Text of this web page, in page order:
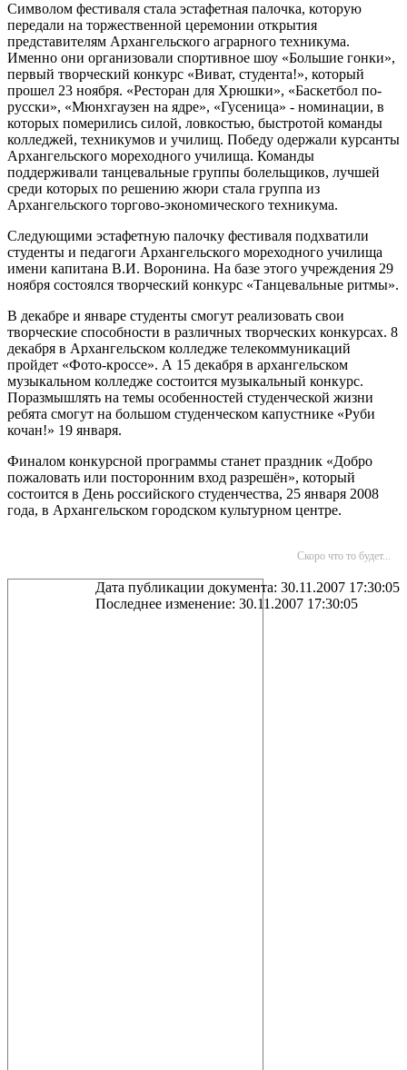
Символом фестиваля стала эстафетная палочка, которую
передали на торжественной церемонии открытия
представителям Архангельского аграрного техникума.
Именно они организовали спортивное шоу «Большие гонки»,
первый творческий конкурс «Виват, студента!», который
прошел 23 ноября. «Ресторан для Хрюшки», «Баскетбол по-
русски», «Мюнхгаузен на ядре», «Гусеница» - номинации, в
которых померились силой, ловкостью, быстротой команды
колледжей, техникумов и училищ. Победу одержали курсанты
Архангельского мореходного училища. Команды
поддерживали танцевальные группы болельщиков, лучшей
среди которых по решению жюри стала группа из
Архангельского торгово-экономического техникума.
Следующими эстафетную палочку фестиваля подхватили
студенты и педагоги Архангельского мореходного училища
имени капитана В.И. Воронина. На базе этого учреждения 29
ноября состоялся творческий конкурс «Танцевальные ритмы».
В декабре и январе студенты смогут реализовать свои
творческие способности в различных творческих конкурсах. 8
декабря в Архангельском колледже телекоммуникаций
пройдет «Фото-кроссе». А 15 декабря в архангельском
музыкальном колледже состоится музыкальный конкурс.
Поразмышлять на темы особенностей студенческой жизни
ребята смогут на большом студенческом капустнике «Руби
кочан!» 19 января.
Финалом конкурсной программы станет праздник «Добро
пожаловать или посторонним вход разрешён», который
состоится в День российского студенчества, 25 января 2008
года, в Архангельском городском культурном центре.
Скоро что то будет...
Дата публикации документа: 30.11.2007 17:30:05
Последнее изменение: 30.11.2007 17:30:05